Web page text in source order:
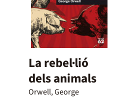
La rebel·lió
dels animals
Orwell, George